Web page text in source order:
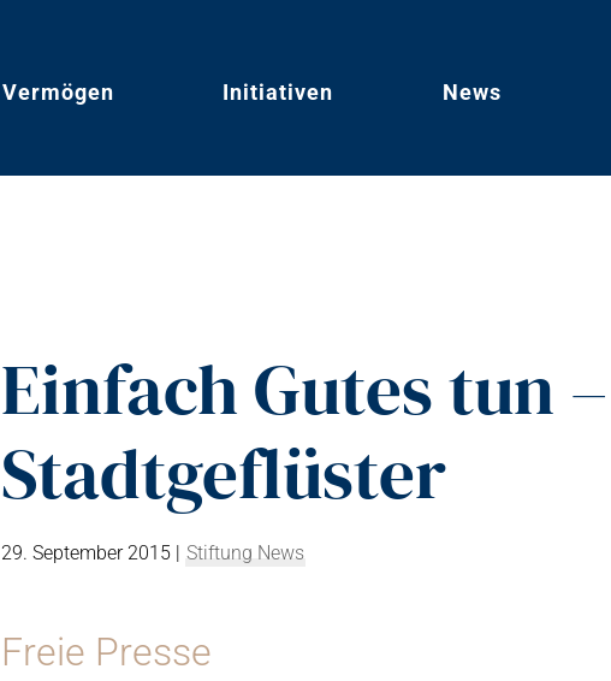
Vermögen Initiativen News
Einfach Gutes tun –
Stadtgeflüster
29. September 2015| Stiftung News
Freie Presse